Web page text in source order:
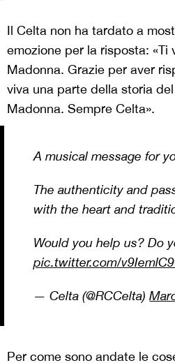
Il Celta non ha tardato a
emozione per la risposta: «Ti
Madonna. Grazie per aver
viva una parte della storia
Madonna. Sempre Celta».
A musical message for
The authenticity and
with the heart and
Would you help us? Do
pic.twitter.com/
— Celta (@RCCelta)
Per come sono andate le